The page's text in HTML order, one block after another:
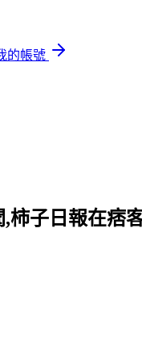
的帳號
柿子日報在痞